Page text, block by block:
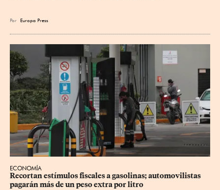
Por Europa Press
ECONOMÍA
Recortan estímulos fiscales a gasolinas; automovilistas
pagarán más de un peso extra por litro